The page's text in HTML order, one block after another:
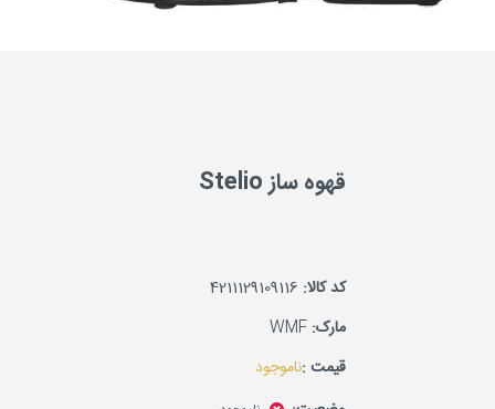
قهوه ساز Stelio
کد کالا:4211129109116
مارک:WMF
قیمت :ناموجود